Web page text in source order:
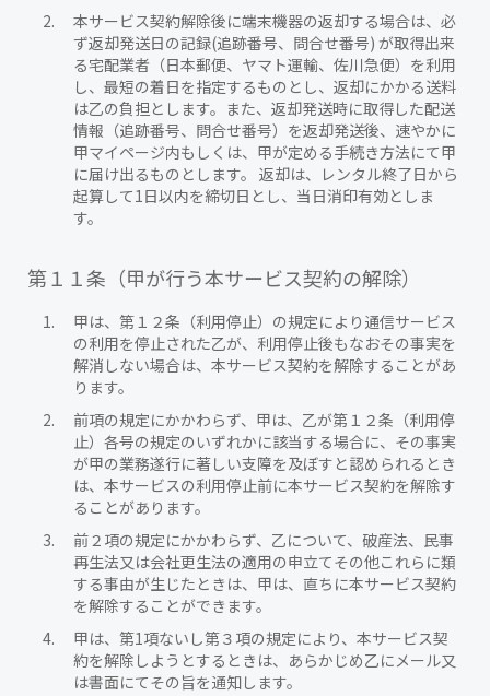
本サービス契約解除後に端末機器の返却する場合は、必
ず返却発送日の記録(追跡番号、問合せ番号) が取得出来
る宅配業者（日本郵便、ヤマト運輸、佐川急便）を利用
し、最短の着日を指定するものとし、返却にかかる送料
は乙の負担とします。また、返却発送時に取得した配送
情報（追跡番号、問合せ番号）を返却発送後、速やかに
甲マイページ内もしくは、甲が定める手続き方法にて甲
に届け出るものとします。 返却は、レンタル終了日から
起算して1日以内を締切日とし、当日消印有効としま
す。
第１１条（甲が行う本サービス契約の解除）
甲は、第１２条（利用停止）の規定により通信サービス
の利用を停止された乙が、利用停止後もなおその事実を
解消しない場合は、本サービス契約を解除することがあ
ります。
前項の規定にかかわらず、甲は、乙が第１２条（利用停
止）各号の規定のいずれかに該当する場合に、その事実
が甲の業務遂行に著しい支障を及ぼすと認められるとき
は、本サービスの利用停止前に本サービス契約を解除す
ることがあります。
前２項の規定にかかわらず、乙について、破産法、民事
再生法又は会社更生法の適用の申立てその他これらに類
する事由が生じたときは、甲は、直ちに本サービス契約
を解除することができます。
甲は、第1項ないし第３項の規定により、本サービス契
約を解除しようとするときは、あらかじめ乙にメール又
は書面にてその旨を通知します。